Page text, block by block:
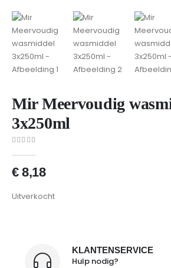
Mir Meervoudig
3x250ml
€8,18
Uitverkocht
KLANTENSERVICE
Hulp nodig?